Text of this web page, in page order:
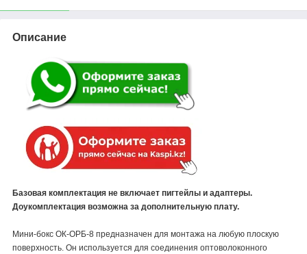
Описание
Базовая комплектация не включает пигтейлы и адаптеры.
Доукомплектация возможна за дополнительную плату.
Мини-бокс ОК-ОРБ-8 предназначен для монтажа на любую плоскую
поверхность. Он используется для соединения оптоволоконного